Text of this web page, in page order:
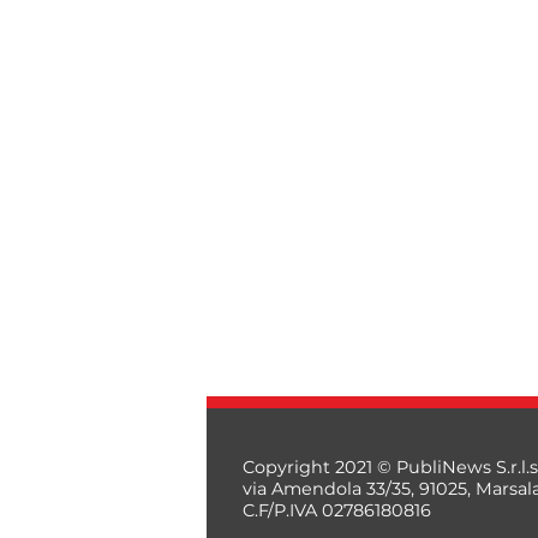
Copyright 2021 © PubliNews
via Amendola 33/35, 91025,
C.F/P.IVA 02786180816